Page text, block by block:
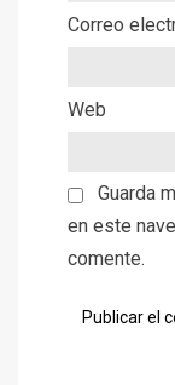
Correo
Web
Guarda
en este
comente.